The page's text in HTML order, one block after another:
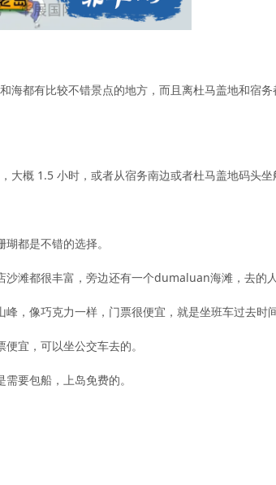
海都有比较不错景点的地方，而且离杜马盖地和宿
概 1.5 小时，或者从宿务南边或者杜马盖地码头坐
都是不错的选择。
滩都很丰富，旁边还有一个dumaluan海滩，去的
，像巧克力一样，门票很便宜，就是坐班车过去时
宜，可以坐公交车去的。
要包船，上岛免费的。